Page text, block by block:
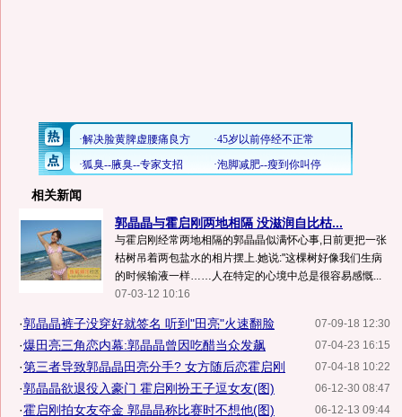
相关新闻
郭晶晶与霍启刚两地相隔 没滋润自比枯...
与霍启刚经常两地相隔的郭晶晶似满怀心事,日前更把一张
枯树吊着两包盐水的相片摆上.她说:"这棵树好像我们生病
的时候输液一样……人在特定的心境中总是很容易感慨...
07-03-12 10:16
07-09-18 12:30
·郭晶晶裤子没穿好就签名 听到"田亮"火速翻脸
07-04-23 16:15
·爆田亮三角恋内幕:郭晶晶曾因吃醋当众发飙
07-04-18 10:22
·第三者导致郭晶晶田亮分手? 女方随后恋霍启刚
06-12-30 08:47
·郭晶晶欲退役入豪门 霍启刚扮王子逗女友(图)
06-12-13 09:44
·霍启刚拍女友夺金 郭晶晶称比赛时不想他(图)